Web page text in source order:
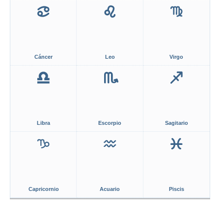
Cáncer Leo Virgo
Libra Escorpio Sagitario
Capricornio Acuario Piscis